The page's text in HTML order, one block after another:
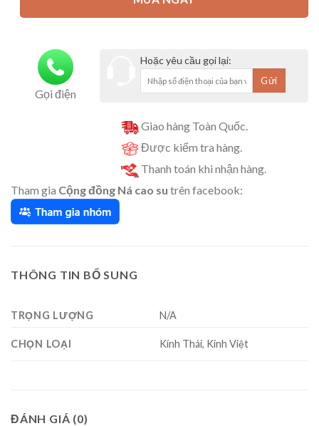
Gọi điện
Hoặc yêu cầu gọi lại:
Giao hàng Toàn Quốc.
Được kiểm tra hàng.
Thanh toán khi nhận hàng.
Tham gia Cộng đồng Ná cao su trên facebook:
THÔNG TIN BỔ SUNG
TRỌNG LƯỢNG N/A
CHỌN LOẠI Kính Thái, Kính Việt
ĐÁNH GIÁ (0)